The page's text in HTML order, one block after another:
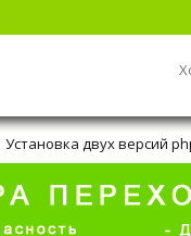
Установка двух версий